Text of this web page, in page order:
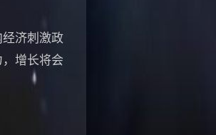
济刺激政
增长将会